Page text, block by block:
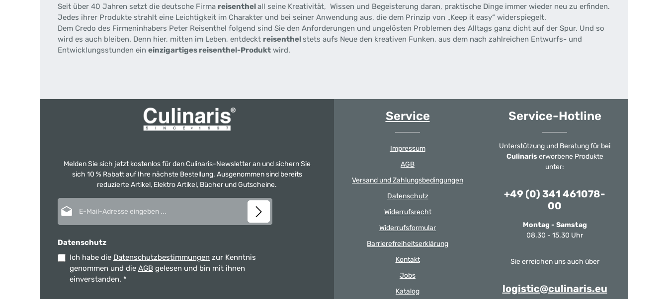
Seit über 40 Jahren setzt die deutsche Firma reisenthelall seine Kreativität, Wissen und Begeisterung daran, praktische Dinge immer wieder neu zu erfinden.
Jedes ihrer Produkte strahlt eine Leichtigkeit im Charakter und bei seiner Anwendung aus, die dem Prinzip von „Keep it easy“ widerspiegelt.
Dem Credo des Firmeninhabers Peter Reisenthel folgend sind Sie den Anforderungen und ungelösten Problemen des Alltags ganz dicht auf der Spur. Und so
wird es auch bleiben. Denn hier, mitten im Leben, entdeckt reisenthelstets aufs Neue den kreativen Funken, aus dem nach zahlreichen Entwurfs- und
Entwicklungsstunden ein einzigartiges reisenthel-Produkt wird.
Melden Sie sich jetzt kostenlos für den Culinaris-Newsletter an und sichern Sie
sich 10 % Rabatt auf Ihre nächste Bestellung. Ausgenommen sind bereits
reduzierte Artikel, Elektro Artikel, Bücher und Gutscheine.
Datenschutz
Ich habe die Datenschutzbestimmungen zur Kenntnis
genommen und die AGB gelesen und bin mit ihnen
einverstanden. *
Service
Impressum
AGB
Versand und Zahlungsbedingungen
Datenschutz
Widerrufsrecht
Widerrufsformular
Barrierefreiheitserklärung
Kontakt
Jobs
Katalog
Service-Hotline
Unterstützung und Beratung für bei
Culinariserworbene Produkte
unter:
+49 (0) 341 461078-
00
Montag - Samstag
08.30 - 15.30 Uhr
Sie erreichen uns auch über
logistic@culinaris.eu